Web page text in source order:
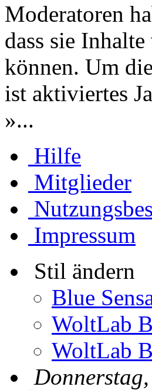
Moderatoren
dass sie
können. Um
ist aktiviertes
»...
Hilfe
Mitglieder
Impressum
Stil ändern
Blue
WoltLab
WoltLab